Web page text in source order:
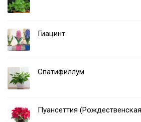
Гиацинт
Спатифиллум
Пуансеттия